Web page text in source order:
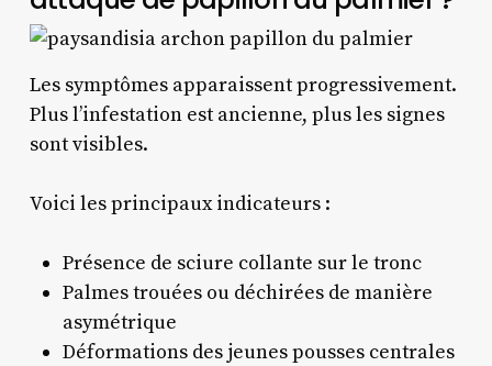
Les symptômes apparaissent progressivement.
Plus l’infestation est ancienne, plus les signes
sont visibles.
Voici les principaux indicateurs :
Présence de sciure collante sur le tronc
Palmes trouées ou déchirées de manière
asymétrique
Déformations des jeunes pousses centrales